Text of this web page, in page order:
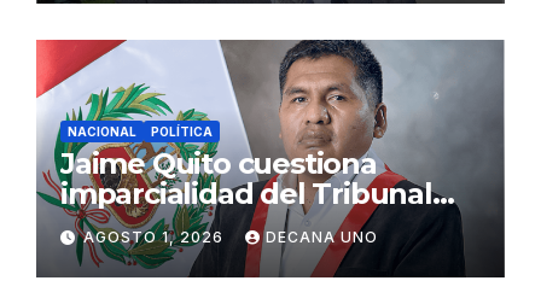
NACIONAL POLÍTICA
Jaime Quito cuestiona
imparcialidad del Tribunal
Constitucional tras liberación
de Ollanta Humala
AGOSTO 1, 2026 DECANA UNO